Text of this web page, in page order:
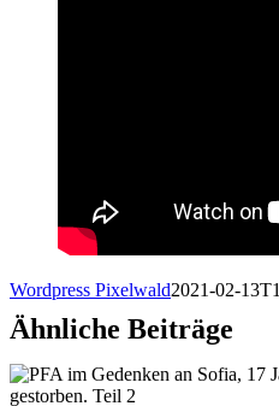
Wordpress Pixelwald2021-02-
Ähnliche Beiträge